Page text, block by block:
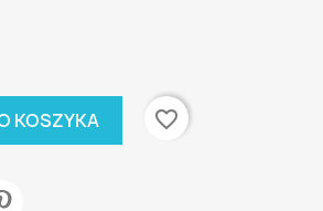
KOSZYKA favorite_border